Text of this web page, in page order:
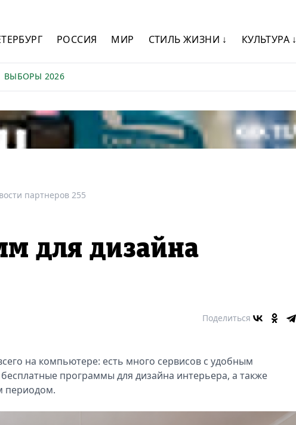
РОССИЯ МИР СТИЛЬ ЖИЗНИ ↓ КУЛЬТУРА ↓
ВЫБОРЫ 2026
партнеров 255
для дизайна
Поделиться
на компьютере: есть много сервисов с удобным
программы для дизайна интерьера, а также
периодом.